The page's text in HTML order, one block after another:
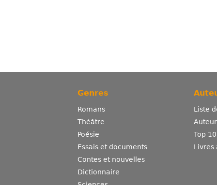
Genres
Romans
Théâtre
Poésie
Essais et documents
Contes et nouvelles
Dictionnaire
Liste
Top
Livres